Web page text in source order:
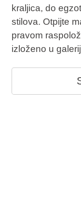
kraljica, do
stilova. Otpijte
pravom
izloženo u